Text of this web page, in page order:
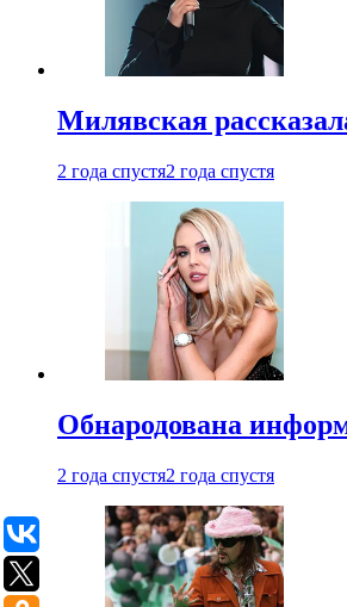
Милявская
2 года спустя2 года спустя
Обнародована
2 года спустя2 года спустя